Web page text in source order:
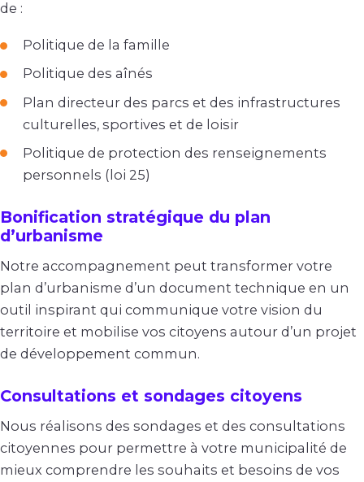
de :
Politique de la famille
Politique des aînés
Plan directeur des parcs et des infrastructures
culturelles, sportives et de loisir
Politique de protection des renseignements
personnels (loi 25)
Bonification stratégique du plan
d’urbanisme
Notre accompagnement peut transformer votre
plan d’urbanisme d’un document technique en un
outil inspirant qui communique votre vision du
territoire et mobilise vos citoyens autour d’un projet
de développement commun.
Consultations et sondages citoyens
Nous réalisons des sondages et des consultations
citoyennes pour permettre à votre municipalité de
mieux comprendre les souhaits et besoins de vos